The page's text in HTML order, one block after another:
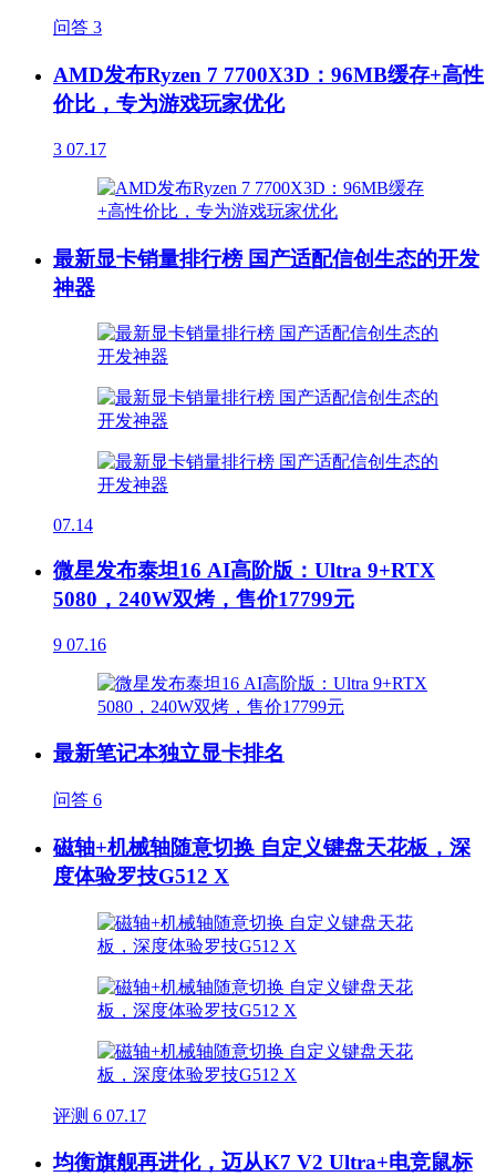
问答 3
AMD发布Ryzen 7 7700X3D：96MB缓存+高性
价比，专为游戏玩家优化
3 07.17
最新显卡销量排行榜 国产适配信创生态的开发
神器
07.14
微星发布泰坦16 AI高阶版：Ultra 9+RTX
5080，240W双烤，售价17799元
9 07.16
最新笔记本独立显卡排名
问答 6
磁轴+机械轴随意切换 自定义键盘天花板，深
度体验罗技G512 X
评测 6 07.17
均衡旗舰再进化，迈从K7 V2 Ultra+电竞鼠标